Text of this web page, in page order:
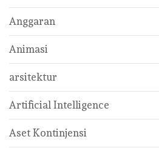
Anggaran
Animasi
arsitektur
Artificial Intelligence
Aset Kontinjensi